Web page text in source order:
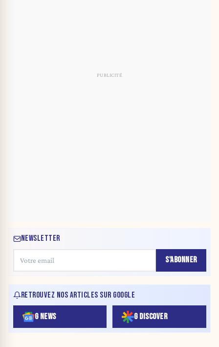
NEWSLETTER
S'ABONNER
RETROUVEZ NOS ARTICLES SUR GOOGLE
G NEWS G DISCOVER